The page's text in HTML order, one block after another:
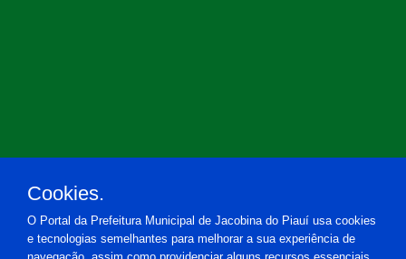
Cookies.
O Portal da Prefeitura Municipal de Jacobina do Piauí usa cookies
e tecnologias semelhantes para melhorar a sua experiência de